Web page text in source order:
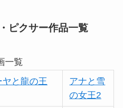
ピクサー作品一覧
一覧
ヤと龍の王
アナと雪
の女王2